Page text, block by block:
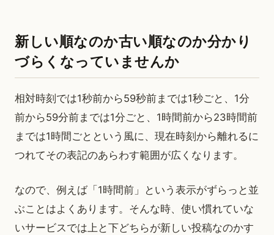
新しい順なのか古い順なのか分かり
づらくなっていませんか
相対時刻では1秒前から59秒前までは1秒ごと、1分
前から59分前までは1分ごと、1時間前から23時間前
までは1時間ごとという風に、現在時刻から離れるに
つれてその表記のあらわす範囲が広くなります。
なので、例えば「1時間前」という表示がずらっと並
ぶことはよくあります。そんな時、使い慣れていな
いサービスでは上と下どちらが新しい投稿なのかす